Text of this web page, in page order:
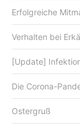
Erfolgreiche
Verhalten bei
[Update]
Die Corona-
Ostergruß